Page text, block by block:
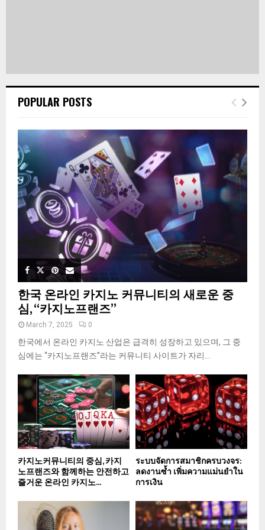
POPULAR POSTS
한국 온라인 카지노 커뮤니티의 새로운 중
심, “카지노프랜즈”
March 7, 2025 0
한국에서 온라인 카지노 산업은 급격히 성장하고 있으며, 그 중
심에는 “카지노프랜즈”라는 커뮤니티 사이트가 자리...
카지노커뮤니티의 중심, 카지
노프랜즈와 함께하는 안전하고
즐거운 온라인 카지노...
ระบบจัดการสมาชิกครบวงจร:
ลดงานซ้ำ เพิ่มความแม่นยำใน
การเงิน